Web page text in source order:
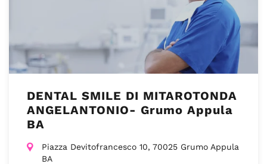
DENTAL SMILE DI MITAROTONDA
ANGELANTONIO- Grumo Appula
BA
Piazza Devitofrancesco 10, 70025 Grumo Appula
BA